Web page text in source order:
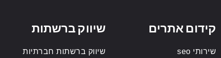
קידום אתרים
שירותי seo
שיווק ברשתות
שיווק ברשתות חברתיות